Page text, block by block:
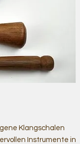
Klangschalen
Instrumente in